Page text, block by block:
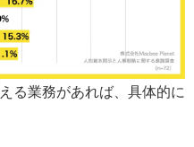
る業務があれば、具体的に